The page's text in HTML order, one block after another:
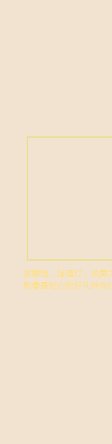
放鞭炮，挂福灯，炫舞
新春最贴心的好礼伴你